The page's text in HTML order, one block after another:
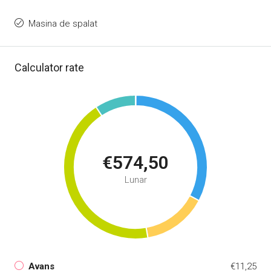
Masina de spalat
Calculator rate
€574,50
Lunar
Avans €11,25